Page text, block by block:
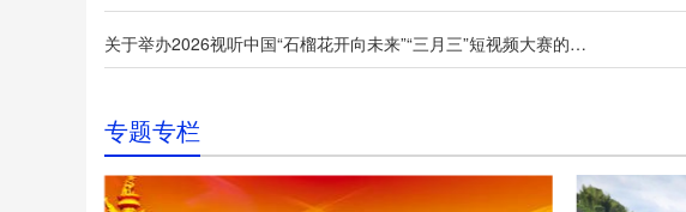
关于举办2026视听中国“石榴花开向未来”“三月三”短视频大赛的通知
专题专栏